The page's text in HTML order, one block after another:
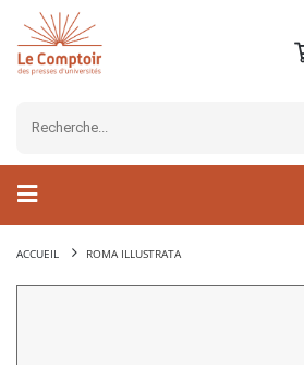
ACCUEIL ROMA ILLUSTRATA